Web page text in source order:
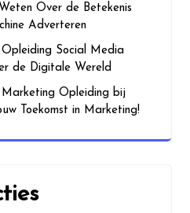
Over de Betekenis
Adverteren
Social Media
de Digitale Wereld
Opleiding bij
Toekomst in Marketing!